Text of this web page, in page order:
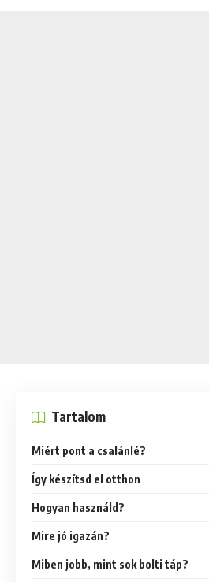
Tartalom
Miért pont a csalánlé?
Így készítsd el otthon
Hogyan használd?
Mire jó igazán?
Miben jobb, mint sok bolti táp?